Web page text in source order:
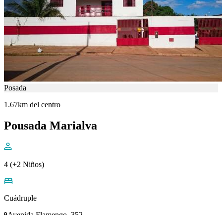
Posada
1.67km del centro
Pousada Marialva
4 (+2 Niños)
Cuádruple